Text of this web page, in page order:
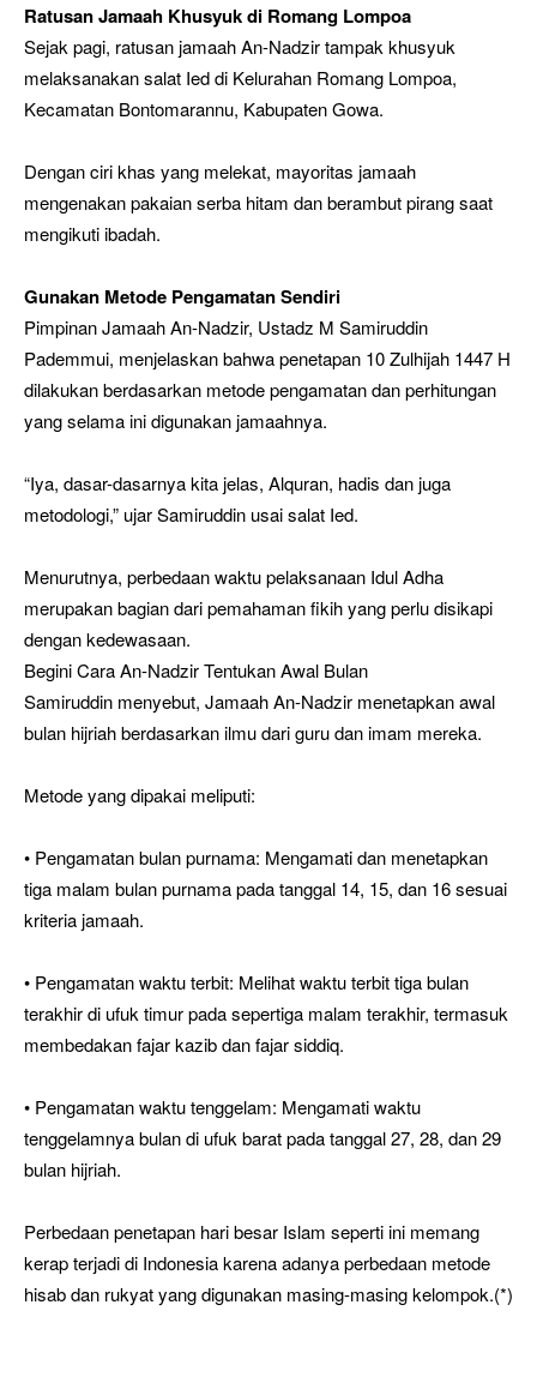
Ratusan Jamaah Khusyuk di Romang Lompoa
Sejak pagi, ratusan jamaah An-Nadzir tampak khusyuk
melaksanakan salat Ied di Kelurahan Romang Lompoa,
Kecamatan Bontomarannu, Kabupaten Gowa.
Dengan ciri khas yang melekat, mayoritas jamaah
mengenakan pakaian serba hitam dan berambut pirang saat
mengikuti ibadah.
Gunakan Metode Pengamatan Sendiri
Pimpinan Jamaah An-Nadzir, Ustadz M Samiruddin
Pademmui, menjelaskan bahwa penetapan 10 Zulhijah 1447 H
dilakukan berdasarkan metode pengamatan dan perhitungan
yang selama ini digunakan jamaahnya.
“Iya, dasar-dasarnya kita jelas, Alquran, hadis dan juga
metodologi,” ujar Samiruddin usai salat Ied.
Menurutnya, perbedaan waktu pelaksanaan Idul Adha
merupakan bagian dari pemahaman fikih yang perlu disikapi
dengan kedewasaan.
Begini Cara An-Nadzir Tentukan Awal Bulan
Samiruddin menyebut, Jamaah An-Nadzir menetapkan awal
bulan hijriah berdasarkan ilmu dari guru dan imam mereka.
Metode yang dipakai meliputi:
• Pengamatan bulan purnama: Mengamati dan menetapkan
tiga malam bulan purnama pada tanggal 14, 15, dan 16 sesuai
kriteria jamaah.
• Pengamatan waktu terbit: Melihat waktu terbit tiga bulan
terakhir di ufuk timur pada sepertiga malam terakhir, termasuk
membedakan fajar kazib dan fajar siddiq.
• Pengamatan waktu tenggelam: Mengamati waktu
tenggelamnya bulan di ufuk barat pada tanggal 27, 28, dan 29
bulan hijriah.
Perbedaan penetapan hari besar Islam seperti ini memang
kerap terjadi di Indonesia karena adanya perbedaan metode
hisab dan rukyat yang digunakan masing-masing kelompok.(*)